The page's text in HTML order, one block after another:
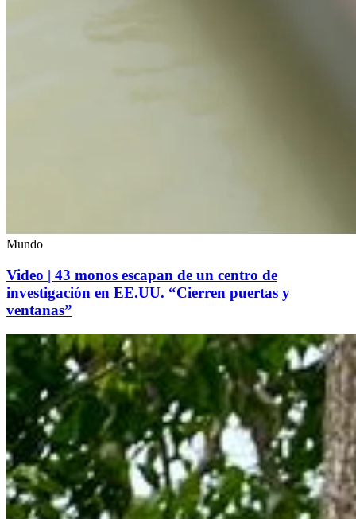
Mundo
Video | 43 monos escapan de un centro de
investigación en EE.UU. “Cierren puertas y
ventanas”